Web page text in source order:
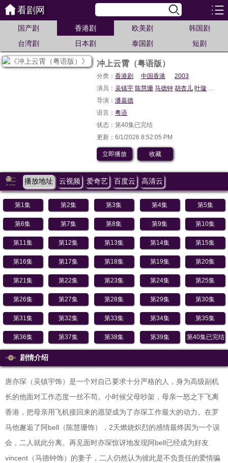
看剧网
国产剧 香港剧 欧美剧
韩国剧
台湾剧
日本剧 泰国剧 短剧
冲上云霄（粤语版）
分类：香港剧 中国香港
2003
演员：吴镇宇 陈慧珊 马德钟 胡杏儿 叶璇 吴卓羲
导演：潘嘉德
语言：粤语
状态：第40集已完结
更新：6/1/2026 8:52:05 PM
立即播放 收藏
播放地址 云视频 爱奇艺 百度云 高清云
第1集 第2集 第3集 第4集 第5集
第6集 第7集 第8集 第9集 第10集
第11集 第12集 第13集 第14集 第15集
第16集 第17集 第18集 第19集 第20集
第21集 第22集 第23集 第24集 第25集
第26集 第27集 第28集 第29集 第30集
第31集 第32集 第33集 第34集 第35集
第36集 第37集 第38集 第39集 第40集已完结
剧情介绍
唐亦琛（吴镇宇饰）是一个对自己要求十分严格的人，身为高级副机
长的他面对工作态度一丝不苟。小时候父母吵架，母亲一怒之下飞离
香港，把母亲用飞机接回来的愿望成为了亦琛工作最大的动力。在罗
马他邂逅了阿bell（陈慧珊饰），2天燃烧炽烈的感情最终因为一个误
会，二人就此分离。再见面时亦琛惊讶地发现阿bell已经成为好友
vincent（马德钟饰）的妻子，二人仍然认为彼此是不负责任的爱情骗